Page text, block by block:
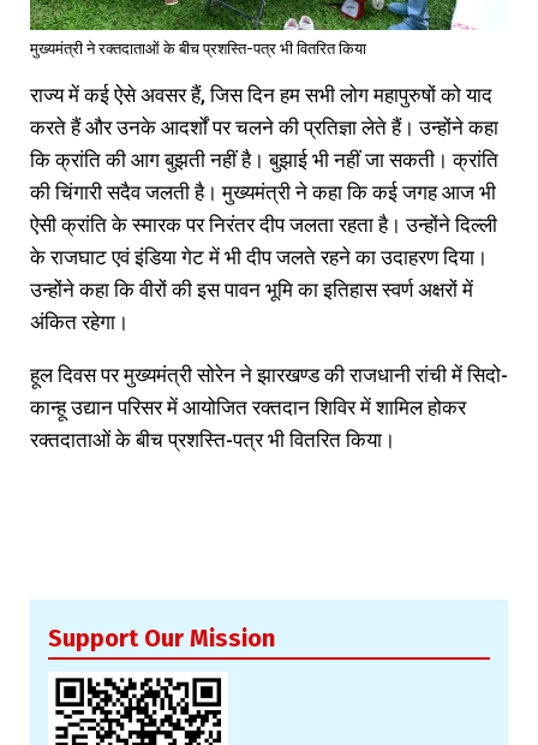
मुख्यमंत्री ने रक्तदाताओं के बीच प्रशस्ति-पत्र भी वितरित किया
राज्य में कई ऐसे अवसर हैं, जिस दिन हम सभी लोग महापुरुषों को याद
करते हैं और उनके आदर्शों पर चलने की प्रतिज्ञा लेते हैं। उन्होंने कहा
कि क्रांति की आग बुझती नहीं है। बुझाई भी नहीं जा सकती। क्रांति
की चिंगारी सदैव जलती है। मुख्यमंत्री ने कहा कि कई जगह आज भी
ऐसी क्रांति के स्मारक पर निरंतर दीप जलता रहता है। उन्होंने दिल्ली
के राजघाट एवं इंडिया गेट में भी दीप जलते रहने का उदाहरण दिया।
उन्होंने कहा कि वीरों की इस पावन भूमि का इतिहास स्वर्ण अक्षरों में
अंकित रहेगा।
हूल दिवस पर मुख्यमंत्री सोरेन ने झारखण्ड की राजधानी रांची में सिदो-
कान्हू उद्यान परिसर में आयोजित रक्तदान शिविर में शामिल होकर
रक्तदाताओं के बीच प्रशस्ति-पत्र भी वितरित किया।
Support Our Mission